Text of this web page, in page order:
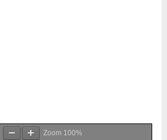
Zoom 100%